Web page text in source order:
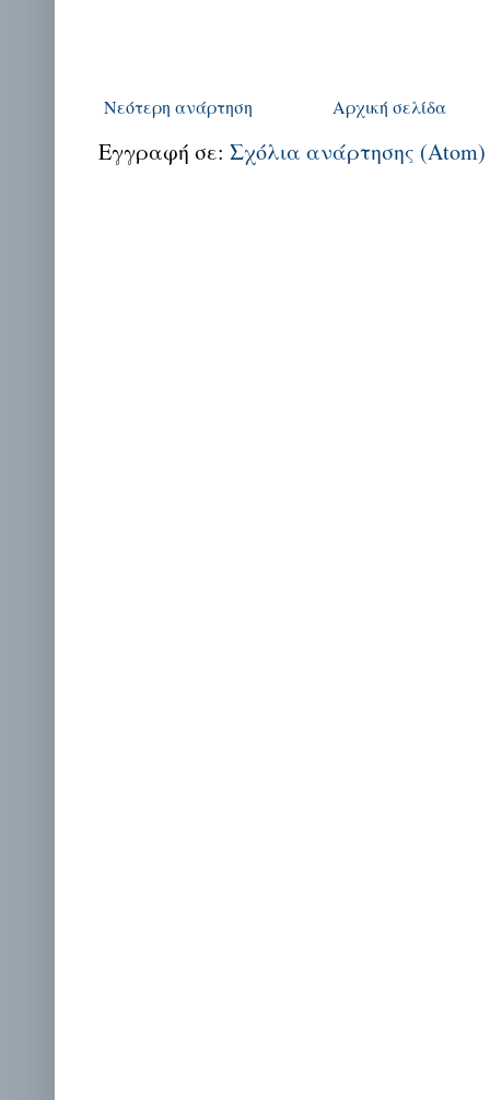
Νεότερη ανάρτηση Αρχική σελίδα
Εγγραφή σε: Σχόλια ανάρτησης (Atom)